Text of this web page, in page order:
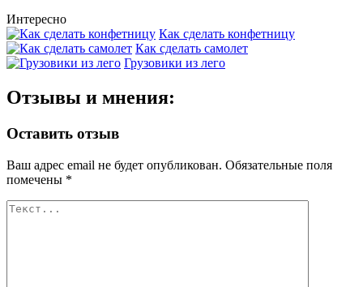
Интересно
Как сделать конфетницу
Как сделать самолет
Грузовики из лего
Отзывы и мнения:
Оставить отзыв
Ваш адрес email не будет опубликован. Обязательные поля
помечены *